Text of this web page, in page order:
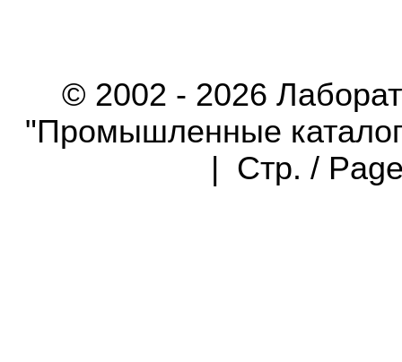
© 2002 - 2026
"Промышленные
| Стр. /